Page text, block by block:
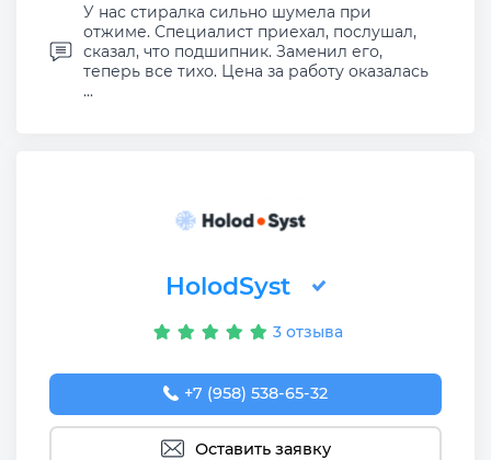
У нас стиралка сильно шумела при
отжиме. Специалист приехал, послушал,
сказал, что подшипник. Заменил его,
теперь все тихо. Цена за работу оказалась
...
HolodSyst
3 отзыва
+7 (958) 538-65-32
Оставить заявку